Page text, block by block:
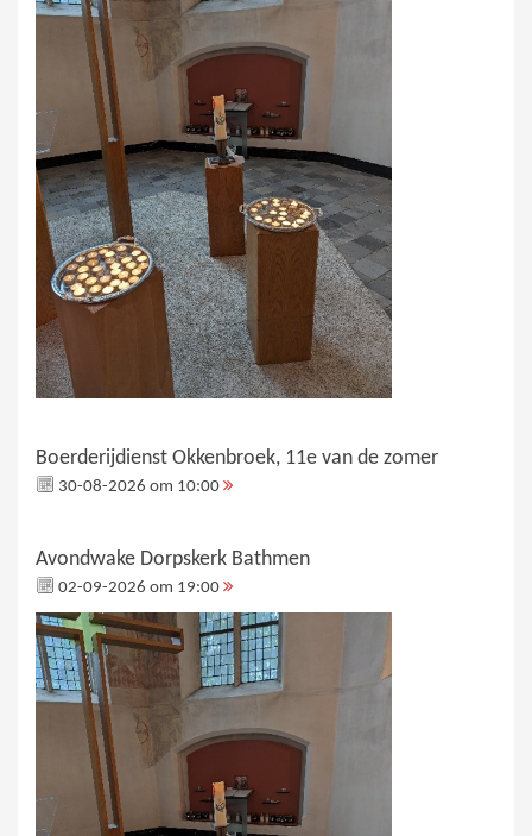
Boerderijdienst Okkenbroek, 11e van de zomer
30-08-2026 om 10:00
Avondwake Dorpskerk Bathmen
02-09-2026 om 19:00